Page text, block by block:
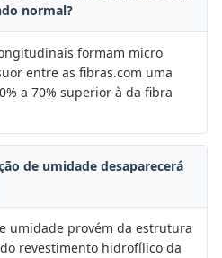
normal?
formam micro
entre as fibras.com uma
a 70% superior à da fibra
de umidade desaparecerá
umidade provém da estrutura
revestimento hidrofílico da